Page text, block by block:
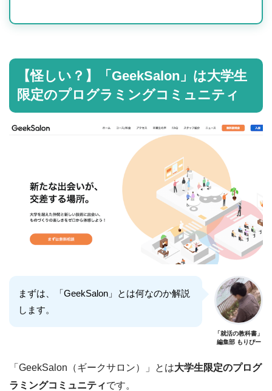
【怪しい？】「GeekSalon」は大学生
限定のプログラミングコミュニティ
まずは、「GeekSalon」とは何なのか解説
します。
「就活の教科書」
編集部 もりぴー
「GeekSalon（ギークサロン）」とは大学生限定のプログ
ラミングコミュニティです。